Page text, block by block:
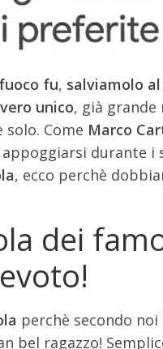
fu, salviamolo
unico, già
Come Marco
durante i
, ecco perchè
dei
perchè secondo
bel ragazzo!